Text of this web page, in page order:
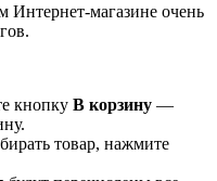
Интернет-магазине очень
кнопку В корзину —
товар, нажмите